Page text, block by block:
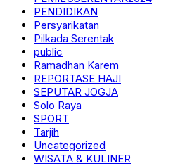
PENDIDIKAN
Persyarikatan
Pilkada Serentak
public
Ramadhan Karem
REPORTASE HAJI
SEPUTAR JOGJA
Solo Raya
SPORT
Tarjih
Uncategorized
WISATA & KULINER